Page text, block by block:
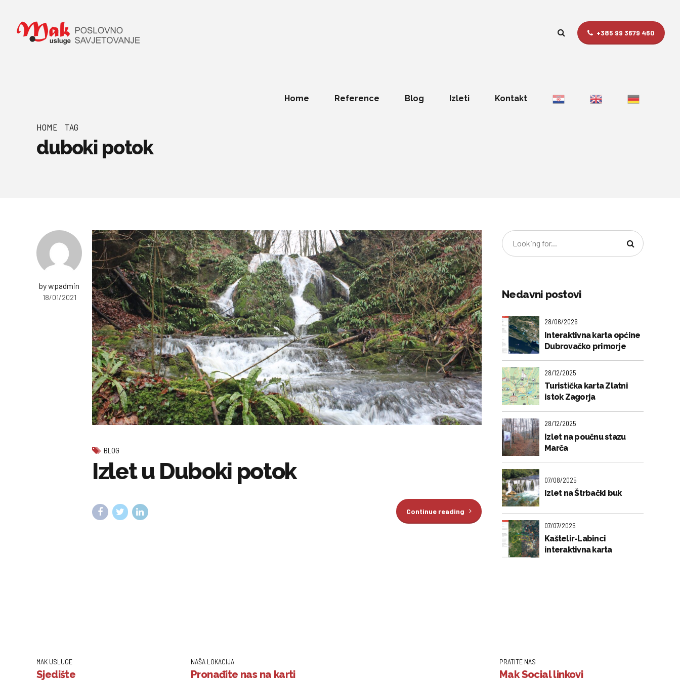
+385 99 3679 460
Home Reference Blog Izleti Kontakt
HOME TAG
duboki potok
by wpadmin
18/01/2021
BLOG
Izlet u Duboki potok
Continue reading
Nedavni postovi
28/06/2026
Interaktivna karta općine
Dubrovačko primorje
28/12/2025
Turistička karta Zlatni
istok Zagorja
28/12/2025
Izlet na poučnu stazu
Marča
07/08/2025
Izlet na Štrbački buk
07/07/2025
Kaštelir-Labinci
interaktivna karta
MAK USLUGE
Sjedište
NAŠA LOKACIJA
Pronađite nas na karti
PRATITE NAS
Mak Social linkovi